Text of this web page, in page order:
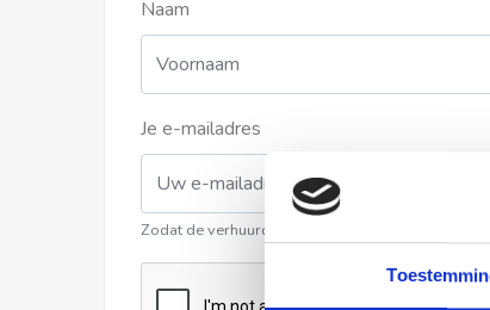
Naam
Je e-mailadres
Zodat de verhuurder contact met u kan opnemen